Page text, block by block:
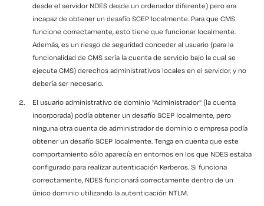
desde el servidor NDES desde un ordenador diferente) pero era
incapaz de obtener un desafío SCEP localmente. Para que CMS
funcione correctamente, esto tiene que funcionar localmente.
Además, es un riesgo de seguridad conceder al usuario (para la
funcionalidad de CMS sería la cuenta de servicio bajo la cual se
ejecuta CMS) derechos administrativos locales en el servidor, y no
debería ser necesario.
El usuario administrativo de dominio "Administrador" (la cuenta
incorporada) podía obtener un desafío SCEP localmente, pero
ninguna otra cuenta de administrador de dominio o empresa podía
obtener un desafío SCEP localmente. Tenga en cuenta que este
comportamiento sólo aparecía en entornos en los que NDES estaba
configurado para realizar autenticación Kerberos. Si funciona
correctamente, NDES funcionará correctamente dentro de un
único dominio utilizando la autenticación NTLM.